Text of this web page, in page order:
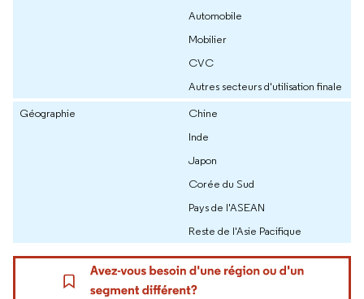
Automobile
Mobilier
CVC
Autres secteurs d'utilisation finale
Géographie
Chine
Inde
Japon
Corée du Sud
Pays de l'ASEAN
Reste de l'Asie Pacifique